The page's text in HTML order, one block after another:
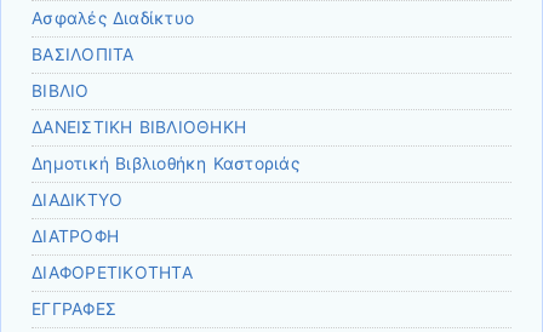
Ασφαλές Διαδίκτυο
ΒΑΣΙΛΟΠΙΤΑ
ΒΙΒΛΙΟ
ΔΑΝΕΙΣΤΙΚΗ ΒΙΒΛΙΟΘΗΚΗ
Δημοτική Βιβλιοθήκη Καστοριάς
ΔΙΑΔΙΚΤΥΟ
ΔΙΑΤΡΟΦΗ
ΔΙΑΦΟΡΕΤΙΚΟΤΗΤΑ
ΕΓΓΡΑΦΕΣ